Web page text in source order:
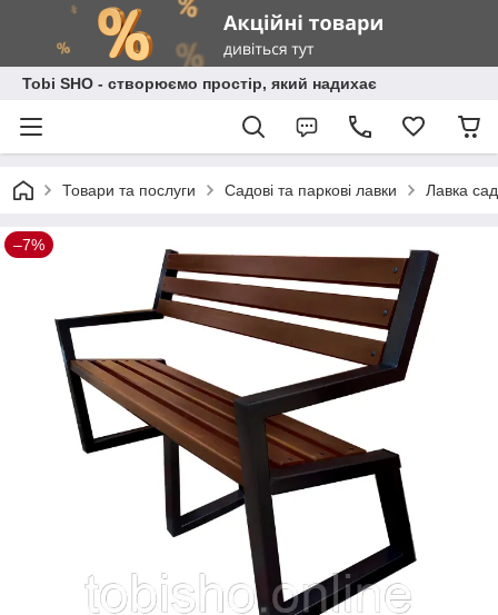
Tobi SHO - створюємо простір, який надихає
Товари та послуги Садові та паркові лавки Лавка
–7%